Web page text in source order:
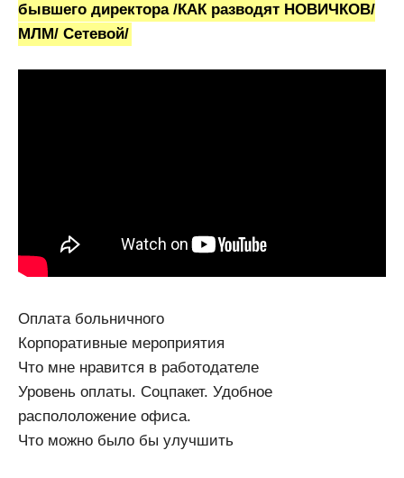
бывшего директора /КАК разводят НОВИЧКОВ/
МЛМ/ Сетевой/
Оплата больничного
Корпоративные мероприятия
Что мне нравится в работодателе
Уровень оплаты. Соцпакет. Удобное
распололожение офиса.
Что можно было бы улучшить